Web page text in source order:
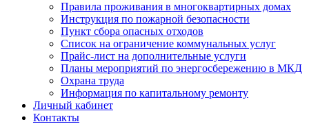
Правила проживания в многоквартирных домах
Инструкция по пожарной безопасности
Пункт сбора опасных отходов
Список на ограничение коммунальных услуг
Прайс-лист на дополнительные услуги
Планы мероприятий по энергосбережению в МКД
Охрана труда
Информация по капитальному ремонту
Личный кабинет
Контакты